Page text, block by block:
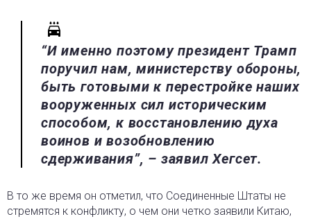
“И именно поэтому президент Трамп
поручил нам, министерству обороны,
быть готовыми к перестройке наших
вооруженных сил историческим
способом, к восстановлению духа
воинов и возобновлению
сдерживания”, – заявил Хегсет.
В то же время он отметил, что Соединенные Штаты не
стремятся к конфликту, о чем они четко заявили Китаю,